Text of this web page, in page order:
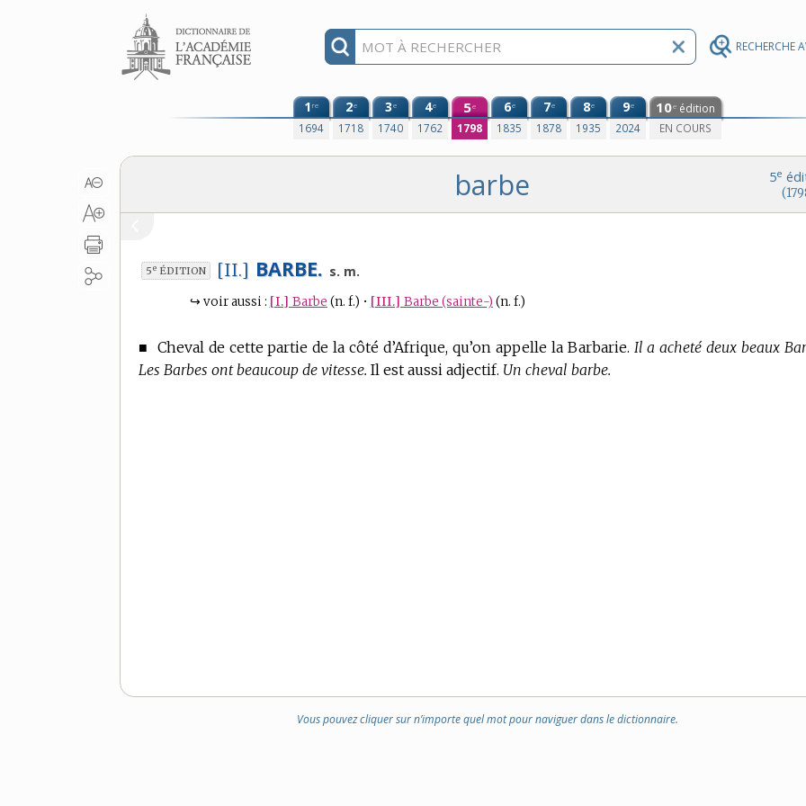
RECHERCHE
Aller au contenu
1re
1694
2e
1718
3e
1740
4e
1762
5e
1798
6e
1835
7e
1878
8e
1935
9e
2024
10e édition
EN COURS
5e
barbe
5e ÉDITION [II.] BARBE. s. m.
↪ voir aussi : [I.] Barbe (n. f.) • [III.] Barbe (sainte-) (n. f.)
■ Cheval de cette partie de la côté d’Afrique, qu’on appelle la Barbarie. Il a acheté deux beaux
Les Barbes ont beaucoup de vitesse. Il est aussi adjectif. Un cheval barbe.
Vous pouvez cliquer sur n’importe quel mot pour naviguer dans le dictionnaire.